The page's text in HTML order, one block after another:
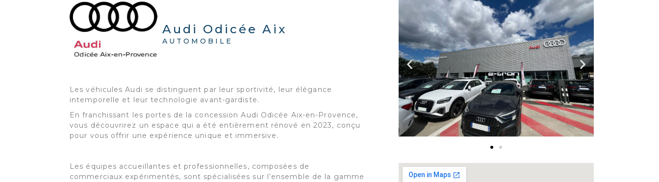
Audi Odicée Aix
AUTOMOBILE
Les véhicules Audi se distinguent par leur sportivité, leur élégance
intemporelle et leur technologie avant-gardiste.
En franchissant les portes de la concession Audi Odicée Aix-en-Provence,
vous découvrirez un espace qui a été entièrement rénové en 2023, conçu
pour vous offrir une expérience unique et immersive.
Les équipes accueillantes et professionnelles, composées de
commerciaux expérimentés, sont spécialisées sur l’ensemble de la gamme